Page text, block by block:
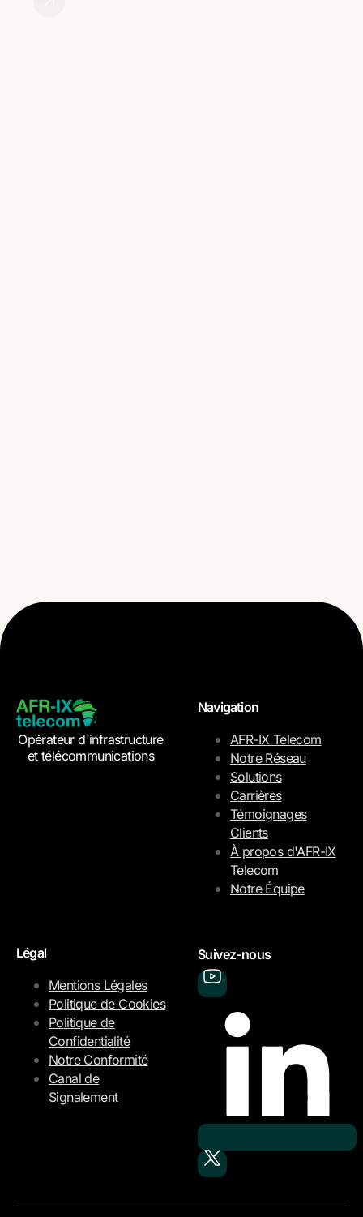
Opérateur d'infrastructure
et télécommunications
Navigation
AFR-IX Telecom
Notre Réseau
Solutions
Carrières
Témoignages
Clients
À propos d'AFR-IX
Telecom
Notre Équipe
Légal
Mentions Légales
Politique de Cookies
Politique de
Confidentialité
Notre Conformité
Canal de
Signalement
Suivez-nous